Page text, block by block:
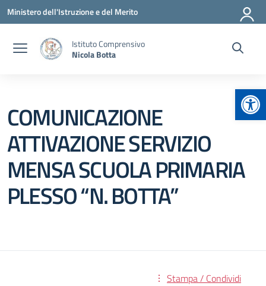
Vai ai contenuti
Vai al menu di navigazione
Vai al footer
Ministero dell'Istruzione e del Merito
Istituto Comprensivo
Nicola Botta
COMUNICAZIONE
ATTIVAZIONE SERVIZIO
MENSA SCUOLA PRIMARIA
PLESSO “N. BOTTA”
Stampa / Condividi